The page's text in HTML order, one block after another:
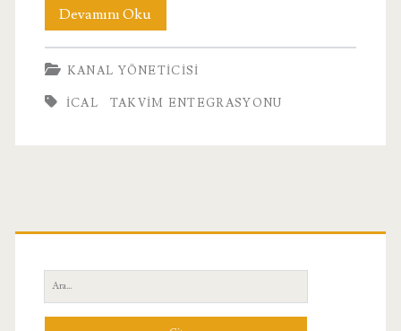
Devamını OkuiCal
Teknolojisi
KANAL YÖNETICISI
ICAL TAKVIM ENTEGRASYONU
Birincil
Yan
Menü
Ara: